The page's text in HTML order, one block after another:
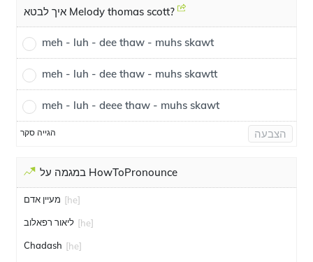
איך לבטא Melody thomas scott?
meh - luh - dee thaw - muhs skawt
meh - luh - dee thaw - muhs skawtt
meh - luh - deee thaw - muhs skawt
הגייה סקר הצבעה
במגמה על HowToPronounce
מעיין אדם [he]
ליאור רפאלוב [he]
Chadash [he]